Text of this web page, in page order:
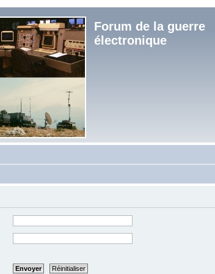
Forum de la guerre
électronique